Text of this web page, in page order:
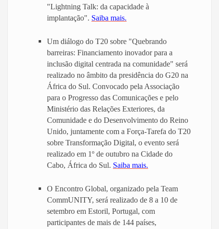
"Lightning Talk: da capacidade à
implantação". Saiba mais.
Um diálogo do T20 sobre "Quebrando
barreiras: Financiamento inovador para a
inclusão digital centrada na comunidade" será
realizado no âmbito da presidência do G20 na
África do Sul. Convocado pela Associação
para o Progresso das Comunicações e pelo
Ministério das Relações Exteriores, da
Comunidade e do Desenvolvimento do Reino
Unido, juntamente com a Força-Tarefa do T20
sobre Transformação Digital, o evento será
realizado em 1º de outubro na Cidade do
Cabo, África do Sul. Saiba mais.
O Encontro Global, organizado pela Team
CommUNITY, será realizado de 8 a 10 de
setembro em Estoril, Portugal, com
participantes de mais de 144 países,